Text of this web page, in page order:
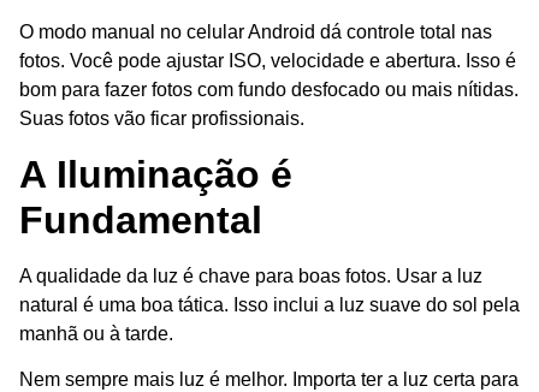
O modo manual no celular Android dá controle total nas
fotos. Você pode ajustar ISO, velocidade e abertura. Isso é
bom para fazer fotos com fundo desfocado ou mais nítidas.
Suas fotos vão ficar profissionais.
A Iluminação é
Fundamental
A qualidade da luz é chave para boas fotos. Usar a luz
natural é uma boa tática. Isso inclui a luz suave do sol pela
manhã ou à tarde.
Nem sempre mais luz é melhor. Importa ter a luz certa para